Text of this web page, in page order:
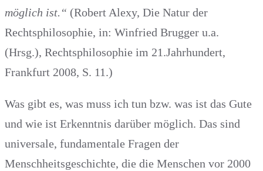
möglich ist.“ (Robert Alexy, Die Natur der
Rechtsphilosophie, in: Winfried Brugger u.a.
(Hrsg.), Rechtsphilosophie im 21.Jahrhundert,
Frankfurt 2008, S. 11.)
Was gibt es, was muss ich tun bzw. was ist das Gute
und wie ist Erkenntnis darüber möglich. Das sind
universale, fundamentale Fragen der
Menschheitsgeschichte, die die Menschen vor 2000